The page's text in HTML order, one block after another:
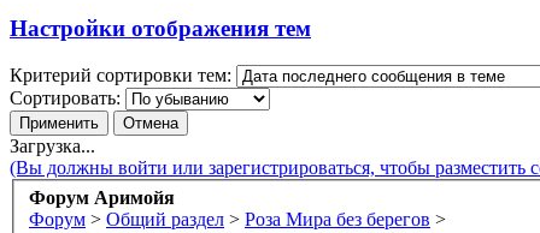
Настройки отображения тем
Критерий сортировки тем:
Сортировать:
Загрузка...
(Вы должны войти или зарегистрироваться, чтобы разместить
Форум Аримойя
Форум > Общий раздел > Роза Мира без берегов >